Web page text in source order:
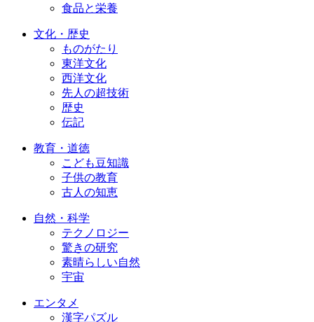
食品と栄養
文化・歴史
ものがたり
東洋文化
西洋文化
先人の超技術
歴史
伝記
教育・道徳
こども豆知識
子供の教育
古人の知恵
自然・科学
テクノロジー
驚きの研究
素晴らしい自然
宇宙
エンタメ
漢字パズル